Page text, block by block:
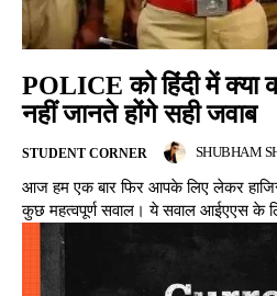
POLICE को हिंदी में
नहीं जानते होंगे सही जवाब
STUDENT CORNER SHUBHAM
आज हम एक बार फिर आपके लिए लेकर
कुछ महत्वपूर्ण सवाल। ये सवाल आईएएस के